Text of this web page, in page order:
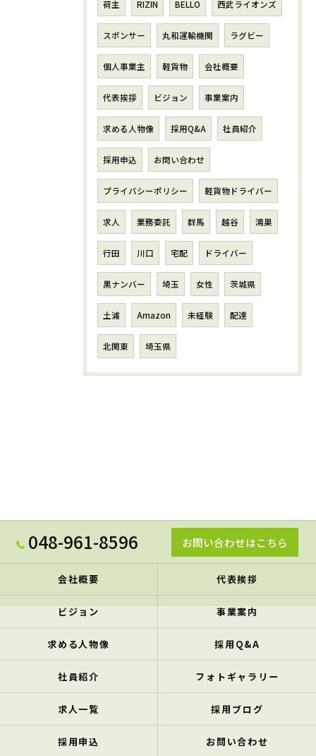
荷主 RIZIN BELLO 西武ライオンズ
スポンサー 丸和運輸機関 ラグビー
個人事業主 軽貨物 会社概要
代表挨拶 ビジョン 事業案内
求める人物像 採用Q&A 社員紹介
採用申込 お問い合わせ
プライバシーポリシー 軽貨物ドライバー
求人 業務委託 群馬 越谷 鴻巣
行田 川口 宅配 ドライバー
黒ナンバー 埼玉 女性 茨城県
土浦 Amazon 未経験 配達
北関東 埼玉県
048-961-8596 お問い合わせはこちら
会社概要 代表挨拶
ビジョン 事業案内
求める人物像 採用Q&A
社員紹介 フォトギャラリー
求人一覧 採用ブログ
採用申込 お問い合わせ